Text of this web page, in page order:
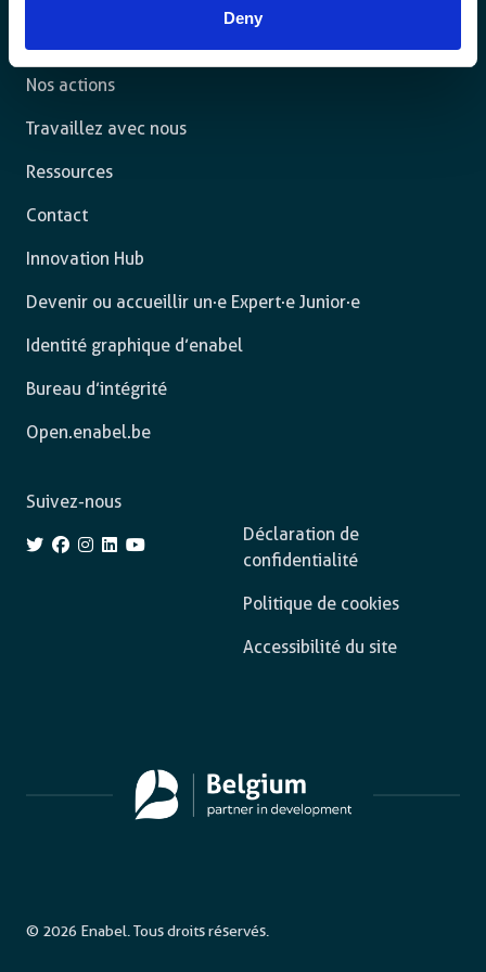
Deny
Nos actions
Travaillez avec nous
Ressources
Contact
Innovation Hub
Devenir ou accueillir un·e Expert·e Junior·e
Identité graphique d’enabel
Bureau d’intégrité
Open.enabel.be
Déclaration de
confidentialité
Politique de cookies
Accessibilité du site
Suivez-nous
© 2026 Enabel. Tous droits réservés.